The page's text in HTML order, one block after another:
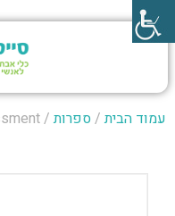
עמוד הבית/ספרות/ Essentials of MBTI Assessment